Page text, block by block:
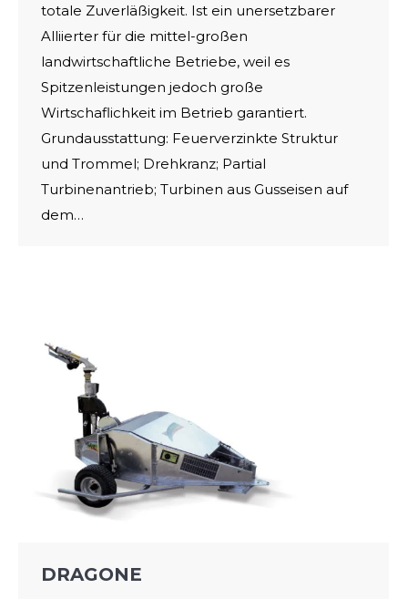
totale Zuverläßigkeit. Ist ein unersetzbarer
Alliierter für die mittel-großen
landwirtschaftliche Betriebe, weil es
Spitzenleistungen jedoch große
Wirtschaflichkeit im Betrieb garantiert.
Grundausstattung: Feuerverzinkte Struktur
und Trommel; Drehkranz; Partial
Turbinenantrieb; Turbinen aus Gusseisen auf
dem…
DRAGONE